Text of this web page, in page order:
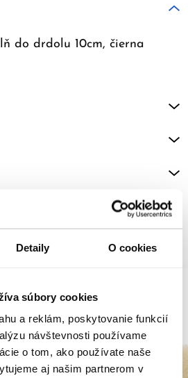
Detaily O cookies
súbory cookies
a reklám, poskytovanie funkcií
návštevnosti používame
o tom, ako používate naše
aj našim partnerom v
do drdolu 10cm, čierna